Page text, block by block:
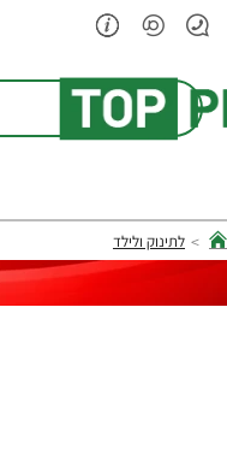
מחפש
home
לתינוק ולילד